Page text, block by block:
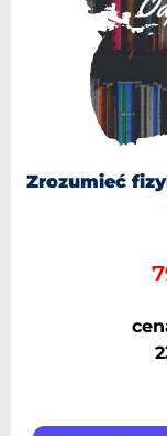
Zrozumieć